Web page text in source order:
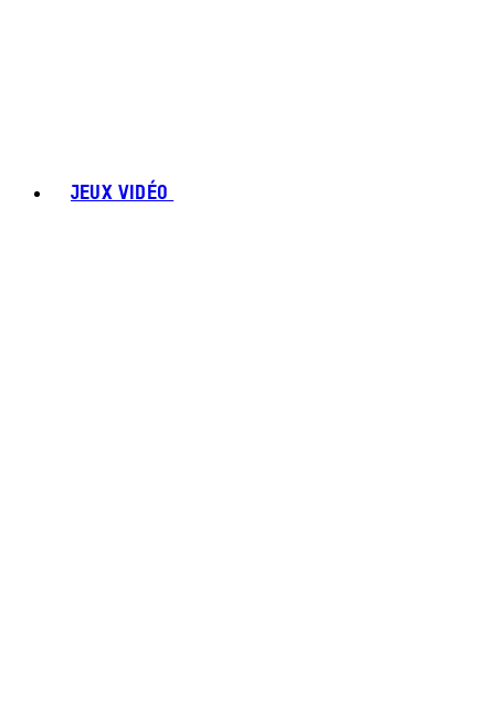
JEUX VIDÉO